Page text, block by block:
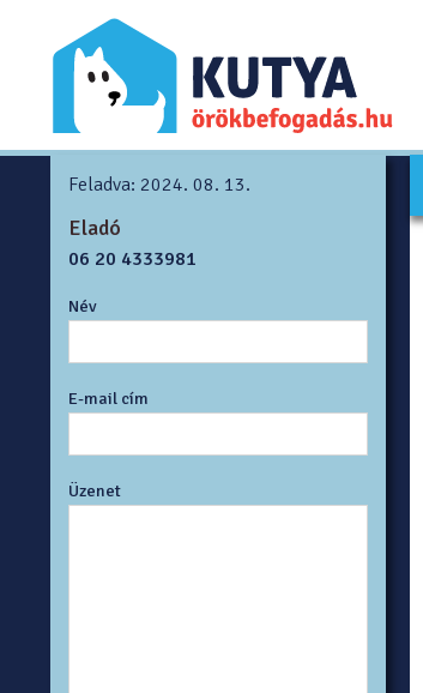
Feladva: 2024. 08. 13.
Eladó
06 20 4333981
Név
E-mail cím
Üzenet